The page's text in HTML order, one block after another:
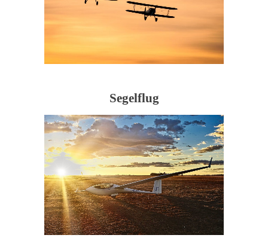
Segelflug